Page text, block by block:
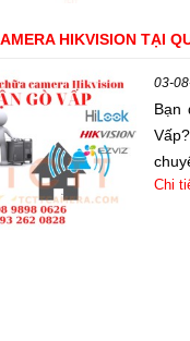
HIKVISION TẠI
03-
Bạn
và
Chi